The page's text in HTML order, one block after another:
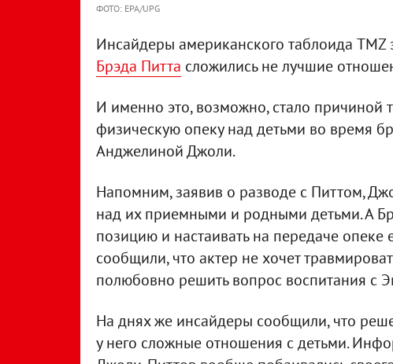
ФОТО: EPA/UPG
Инсайдеры американского таблоида TMZ
Брэда Питта сложились не лучшие
И именно это, возможно, стало причиной
физическую опеку над детьми во время
Анджелиной Джоли.
Напомним, заявив о разводе с Питтом,
над их приемными и родными детьми. А
позицию и настаивать на передаче опеке
сообщили, что актер не хочет
полюбовно решить вопрос воспитания с
На днях же инсайдеры сообщили, что
у него сложные отношения с детьми.